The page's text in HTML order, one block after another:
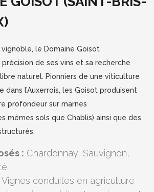
le Domaine Goisot
de ses vins et sa recherche
naturel. Pionniers de une viticulture
dans l’Auxerrois, les Goisot produisent
profondeur sur marnes
mêmes sols que Chablis) ainsi que des
: Chardonnay, Sauvignon,
Vignes conduites en agriculture